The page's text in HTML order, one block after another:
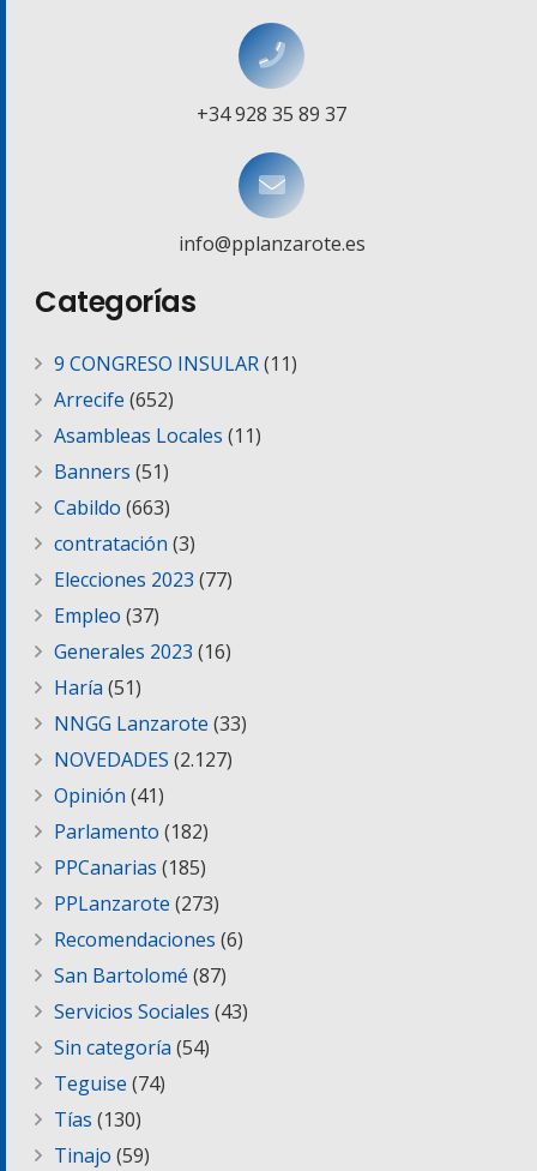
+34 928 35 89 37
info@pplanzarote.es
Categorías
9 CONGRESO INSULAR(11)
Arrecife (652)
Asambleas Locales (11)
Banners (51)
Cabildo (663)
contratación (3)
Elecciones 2023 (77)
Empleo (37)
Generales 2023 (16)
Haría (51)
NNGG Lanzarote (33)
NOVEDADES (2.127)
Opinión (41)
Parlamento (182)
PPCanarias (185)
PPLanzarote (273)
Recomendaciones (6)
San Bartolomé (87)
Servicios Sociales (43)
Sin categoría (54)
Teguise (74)
Tías (130)
Tinajo (59)